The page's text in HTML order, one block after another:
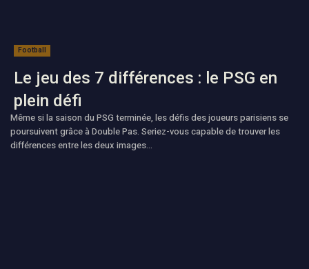
Football
Le jeu des 7 différences : le PSG en
plein défi
Même si la saison du PSG terminée, les défis des joueurs parisiens se
poursuivent grâce à Double Pas. Seriez-vous capable de trouver les
différences entre les deux images...